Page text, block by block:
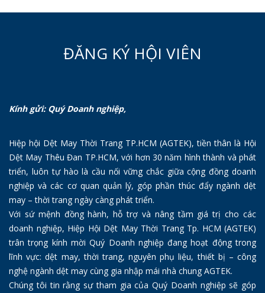
ĐĂNG KÝ HỘI VIÊN
Kính gửi: Quý Doanh nghiệp,
Hiệp hội Dệt May Thời Trang TP.HCM (AGTEK), tiền thân là Hội
Dệt May Thêu Đan TP.HCM, với hơn 30 năm hình thành và phát
triển, luôn tự hào là cầu nối vững chắc giữa cộng đồng doanh
nghiệp và các cơ quan quản lý, góp phần thúc đẩy ngành dệt
may – thời trang ngày càng phát triển.
Với sứ mệnh đồng hành, hỗ trợ và nâng tầm giá trị cho các
doanh nghiệp, Hiệp Hội Dệt May Thời Trang Tp. HCM (AGTEK)
trân trọng kính mời Quý Doanh nghiệp đang hoạt động trong
lĩnh vực: dệt may, thời trang, nguyên phụ liệu, thiết bị – công
nghệ ngành dệt may cùng gia nhập mái nhà chung AGTEK.
Chúng tôi tin rằng sự tham gia của Quý Doanh nghiệp sẽ góp